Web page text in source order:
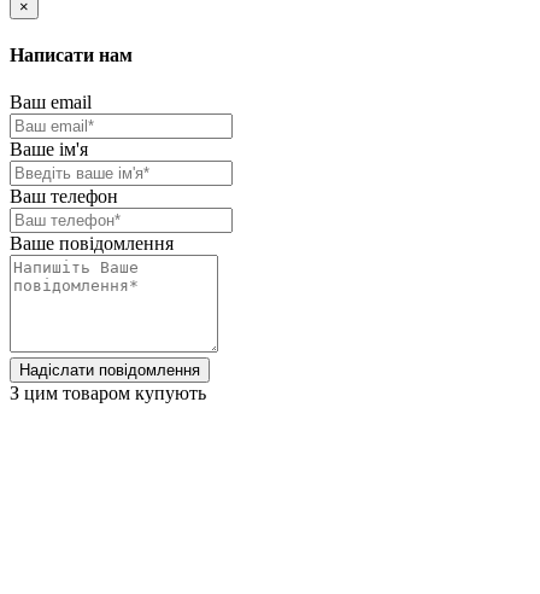
×
Написати нам
Ваш email
Ваше ім'я
Ваш телефон
Ваше повідомлення
Надіслати повідомлення
З цим товаром купують